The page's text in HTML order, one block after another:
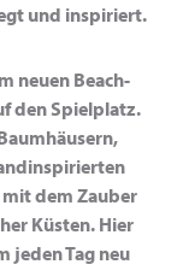
und inspiriert.
neuen Beach-
den Spielplatz.
dem Zauber
Küsten. Hier
jeden Tag neu